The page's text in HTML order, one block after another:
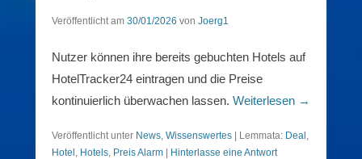
Veröffentlicht am 30/01/2026 von Joerg1
Nutzer können ihre bereits gebuchten Hotels auf
HotelTracker24 eintragen und die Preise
kontinuierlich überwachen lassen. Weiterlesen →
Veröffentlicht unter News, Wissenswertes Lemmata: Deal ,
Hotel , Hotels, Preis Alarm Hinterlasse eine Antwort